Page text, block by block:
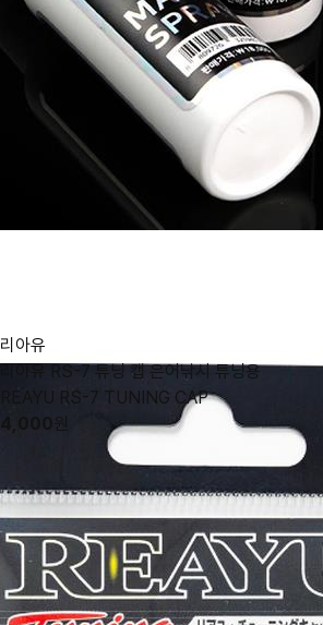
리아유
리아유 RS-7 튜닝 캡 은어낚시 튜닝용
REAYU RS-7 TUNING CAP
4,000원